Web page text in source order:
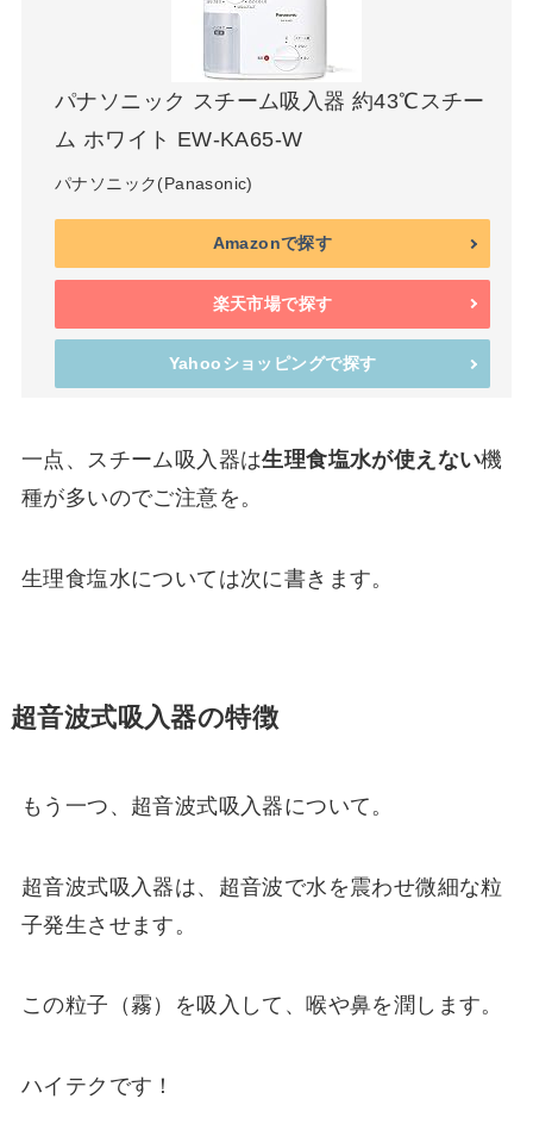
パナソニック スチーム吸入器 約43℃スチー
ム ホワイト EW-KA65-W
パナソニック(Panasonic)
Amazonで探す
楽天市場で探す
Yahooショッピングで探す
一点、スチーム吸入器は生理食塩水が使えない機
種が多いのでご注意を。
生理食塩水については次に書きます。
超音波式吸入器の特徴
もう一つ、超音波式吸入器について。
超音波式吸入器は、超音波で水を震わせ微細な粒
子発生させます。
この粒子（霧）を吸入して、喉や鼻を潤します。
ハイテクです！